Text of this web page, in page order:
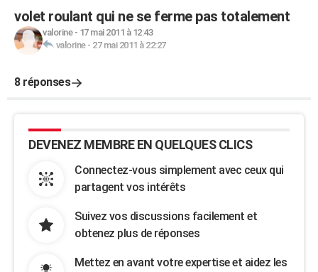
volet roulant qui ne se ferme pas totalement
valorine- 17 mai 2011 à 12:43
valorine- 27 mai 2011 à 22:27
8 réponses
DEVENEZ MEMBRE EN QUELQUES CLICS
Connectez-vous simplement avec ceux qui
partagent vos intérêts
Suivez vos discussions facilement et
obtenez plus de réponses
Mettez en avant votre expertise et aidez les